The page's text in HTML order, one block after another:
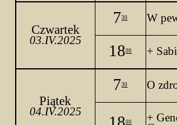
Czwartek
03.IV.2025
730 W
1800 +
Piątek
04.IV.2025
730 O
00
+